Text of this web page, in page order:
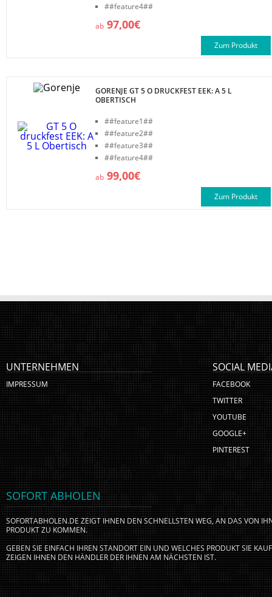
##feature4##
ab 97,00€
Zum Produkt
GORENJE GT 5 O DRUCKFEST EEK: A 5 L
OBERTISCH
##feature1##
##feature2##
##feature3##
##feature4##
ab 99,00€
Zum Produkt
UNTERNEHMEN
IMPRESSUM
SOCIAL
FACEBOOK
TWITTER
YOUTUBE
GOOGLE+
PINTEREST
SOFORT ABHOLEN
SOFORTABHOLEN.DE ZEIGT IHNEN DEN SCHNELLSTEN WEG, AN DAS VON
PRODUKT ZU KOMMEN.
GEBEN SIE EINFACH IHREN STANDORT EIN UND WELCHES PRODUKT SIE
ZEIGEN IHNEN DEN HÄNDLER DER IHNEN AM NÄCHSTEN IST.